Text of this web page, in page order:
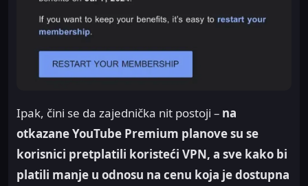
Ipak, čini se da zajednička nit postoji – na
otkazane YouTube Premium planove su se
korisnici pretplatili koristeći VPN, a sve kako bi
platili manje u odnosu na cenu koja je dostupna